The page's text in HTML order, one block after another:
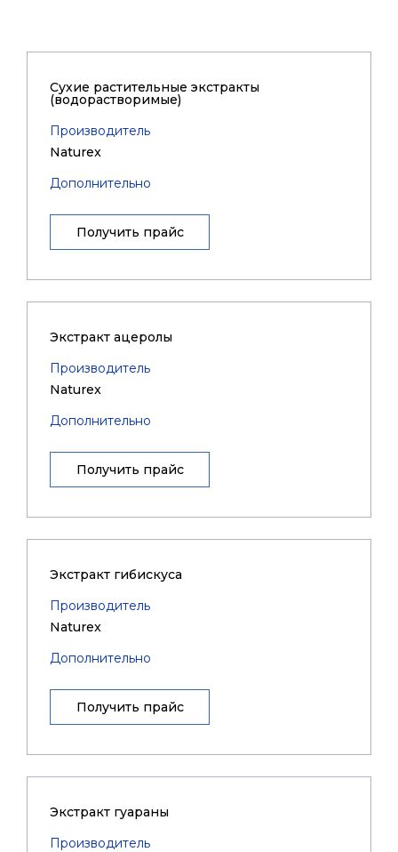
Сухие растительные экстракты
(водорастворимые)
Производитель
Naturex
Дополнительно
Получить прайс
Экстракт ацеролы
Производитель
Naturex
Дополнительно
Получить прайс
Экстракт гибискуса
Производитель
Naturex
Дополнительно
Получить прайс
Экстракт гуараны
Производитель